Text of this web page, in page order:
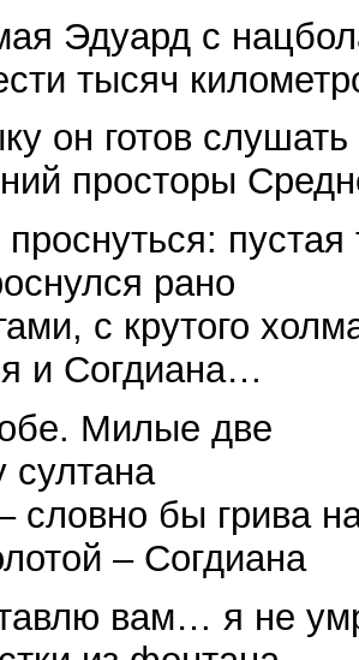
Эдуард с
тысяч
он готов
просторы
рано
с крутого
и Согдиана…
Милые две
султана
словно бы грива
– Согдиана
вам… я не